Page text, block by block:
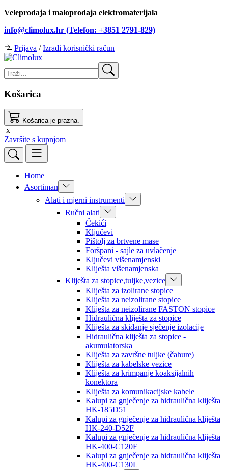
Veleprodaja i maloprodaja elektromaterijala
info@climolux.hr (Telefon: +3851 2791-829)
Prijava /Izradi korisnički račun
Košarica
Košarica je prazna.
x
Završite s kupnjom
Home
Asortiman
Alati i mjerni instrumenti
Ručni alati
Čekići
Ključevi
Pištolj za brtvene mase
Foršpani - sajle za uvlačenje
Ključevi višenamjenski
Kliješta višenamjenska
Kliješta za stopice,tuljke,vezice
Kliješta za izolirane stopice
Kliješta za neizolirane stopice
Kliješta za neizolirane FASTON stopice
Hidraulična kliješta za stopice
Kliješta za skidanje sječenje izolacije
Hidraulična kliješta za stopice -
akumulatorska
Kliješta za završne tuljke (čahure)
Kliješta za kabelske vezice
Kliješta za krimpanje koaksijalnih
konektora
Kliješta za komunikacijske kabele
Kalupi za gnječenje za hidraulična kliješta
HK-185D51
Kalupi za gnječenje za hidraulična kliješta
HK-240-D52F
Kalupi za gnječenje za hidraulična kliješta
HK-400-C120F
Kalupi za gnječenje za hidraulična kliješta
HK-400-C130L